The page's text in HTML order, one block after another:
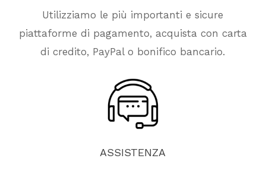
Utilizziamo le più importanti e sicure
piattaforme di pagamento, acquista con carta
di credito, PayPal o bonifico bancario.
ASSISTENZA